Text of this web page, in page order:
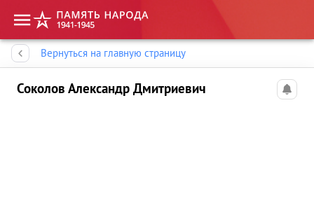
Вернуться на главную страницу
Соколов Александр Дмитриевич
Память народа